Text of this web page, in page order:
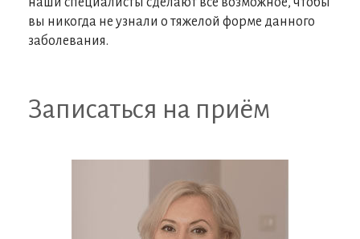
вы никогда не узнали о тяжелой форме данного
заболевания.
Записаться на приём